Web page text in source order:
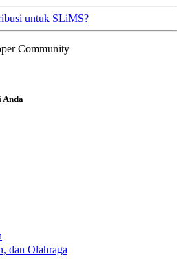
untuk SLiMS?
Community
Anda
dan Olahraga